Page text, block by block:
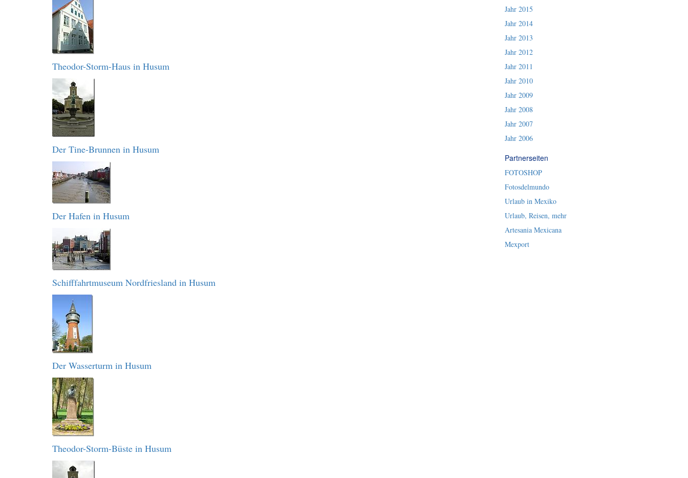
Theodor-Storm-Haus in Husum
Der Tine-Brunnen in Husum
Der Hafen in Husum
Schifffahrtmuseum Nordfriesland in Husum
Der Wasserturm in Husum
Theodor-Storm-Büste in Husum
Jahr 2015
Jahr 2014
Jahr 2013
Jahr 2012
Jahr 2011
Jahr 2010
Jahr 2009
Jahr 2008
Jahr 2007
Jahr 2006
Partnerseiten
FOTOSHOP
Fotosdelmundo
Urlaub in Mexiko
Urlaub, Reisen, mehr
Artesania Mexicana
Mexport